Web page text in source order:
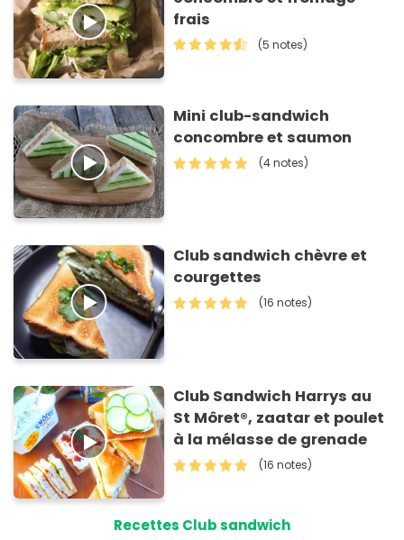
frais
(5 notes)
Mini club-sandwich
concombre et saumon
(4 notes)
Club sandwich chèvre et
courgettes
(16 notes)
Club Sandwich Harrys au
St Môret®, zaatar et poulet
à la mélasse de grenade
(16 notes)
Recettes Club sandwich